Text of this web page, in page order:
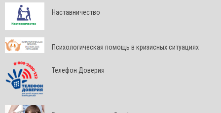
Наставничество
Психологическая помощь в кризисных ситуациях
Телефон Доверия